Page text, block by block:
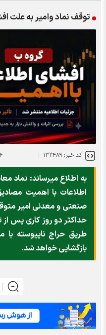
توقف نماد وامیر به علت
کد خبر: ۱۳۲۴۸۹
اطلاعات با اهمیت
صنعتی و معدنی امیر
حداکثر دو روز کاری پس از
طریق حراج ناپیوسته
بازگشایی خواهد شد.